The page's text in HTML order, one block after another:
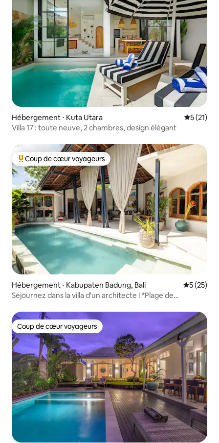
Hébergement ⋅ Kuta Utara
5 (21)
Villa 17 : toute neuve, 2 chambres, design élégant
Coups de cœur voyageurs les plus appréciés
Coup de cœur voyageurs
Hébergement ⋅ Kabupaten Badung, Bali
5 (25)
Séjournez dans la villa d'un architecte ! *Plage de
Coup de cœur voyageurs
Coup de cœur voyageurs